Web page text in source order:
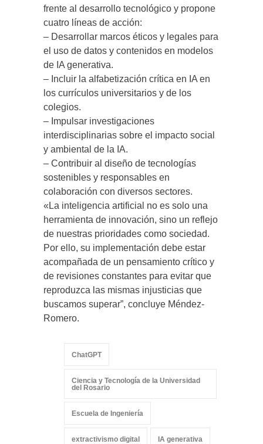
frente al desarrollo tecnológico y propone
cuatro líneas de acción:
– Desarrollar marcos éticos y legales para
el uso de datos y contenidos en modelos
de IA generativa.
– Incluir la alfabetización crítica en IA en
los currículos universitarios y de los
colegios.
– Impulsar investigaciones
interdisciplinarias sobre el impacto social
y ambiental de la IA.
– Contribuir al diseño de tecnologías
sostenibles y responsables en
colaboración con diversos sectores.
«La inteligencia artificial no es solo una
herramienta de innovación, sino un reflejo
de nuestras prioridades como sociedad.
Por ello, su implementación debe estar
acompañada de un pensamiento crítico y
de revisiones constantes para evitar que
reproduzca las mismas injusticias que
buscamos superar”, concluye Méndez-
Romero.
ChatGPT
Ciencia y Tecnología de la Universidad
del Rosario
Escuela de Ingeniería
extractivismo digital IA generativa